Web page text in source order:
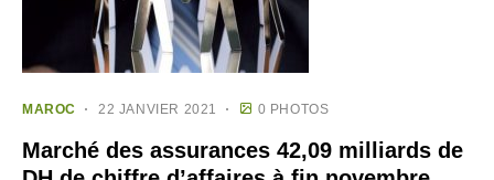
MAROC 22 JANVIER 2021 0 PHOTOS
Marché des assurances 42,09 milliards de